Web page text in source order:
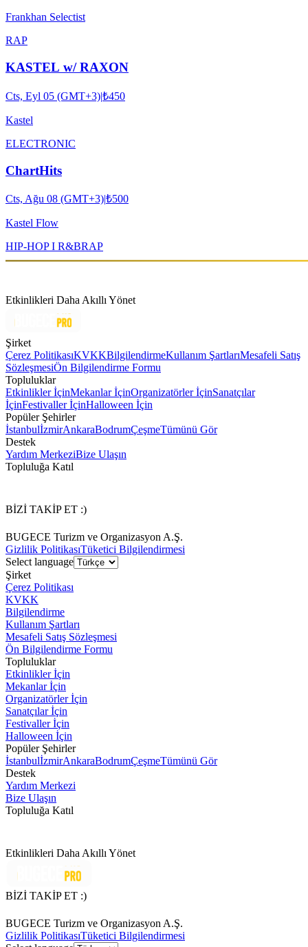
Frankhan Selectist
RAP
KASTEL w/ RAXON
Cts, Eyl 05 (GMT+3)|₺450
Kastel
ELECTRONIC
ChartHits
Cts, Ağu 08 (GMT+3)|₺500
Kastel Flow
HIP-HOP I R&BRAP
Etkinlikleri Daha Akıllı Yönet
Şirket
Çerez PolitikasıKVKKBilgilendirmeKullanım ŞartlarıMesafeli Satış
SözleşmesiÖn Bilgilendirme Formu
Topluluklar
Etkinlikler İçinMekanlar İçinOrganizatörler İçinSanatçılar
İçinFestivaller İçinHalloween İçin
Popüler Şehirler
İstanbulİzmirAnkaraBodrumÇeşmeTümünü Gör
Destek
Yardım MerkeziBize Ulaşın
Topluluğa Katıl
BİZİ TAKİP ET :)
BUGECE Turizm ve Organizasyon A.Ş.
Gizlilik PolitikasıTüketici Bilgilendirmesi
Select language
Şirket
Çerez Politikası
KVKK
Bilgilendirme
Kullanım Şartları
Mesafeli Satış Sözleşmesi
Ön Bilgilendirme Formu
Topluluklar
Etkinlikler İçin
Mekanlar İçin
Organizatörler İçin
Sanatçılar İçin
Festivaller İçin
Halloween İçin
Popüler Şehirler
İstanbulİzmirAnkaraBodrumÇeşmeTümünü Gör
Destek
Yardım Merkezi
Bize Ulaşın
Topluluğa Katıl
Etkinlikleri Daha Akıllı Yönet
BİZİ TAKİP ET :)
BUGECE Turizm ve Organizasyon A.Ş.
Gizlilik PolitikasıTüketici Bilgilendirmesi